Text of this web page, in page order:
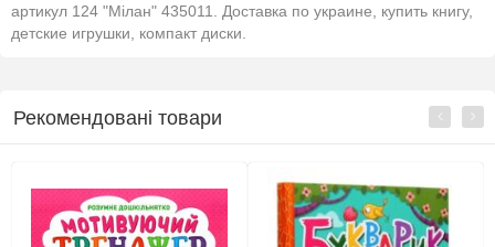
артикул 124 "Мілан" 435011. Доставка по украине, купить книгу,
детские игрушки, компакт диски.
Рекомендовані товари